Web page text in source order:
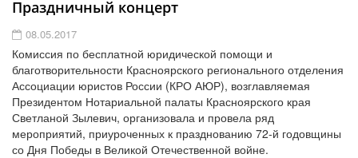
Праздничный концерт
08.05.2017
Комиссия по бесплатной юридической помощи и
благотворительности Красноярского регионального отделения
Ассоциации юристов России (КРО АЮР), возглавляемая
Президентом Нотариальной палаты Красноярского края
Светланой Зылевич, организовала и провела ряд
мероприятий, приуроченных к празднованию 72-й годовщины
со Дня Победы в Великой Отечественной войне.